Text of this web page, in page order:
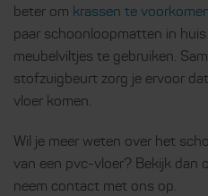
beter om krassen te
paar schoonloopmatten in
meubelviltjes te gebruiken.
stofzuigbeurt zorg je ervoor
vloer komen.
Wil je meer weten over het
van een pvc-vloer? Bekijk dan
neem contact met ons op.